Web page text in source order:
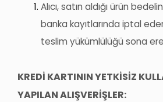
Alıcı, satın aldığı ürün
banka kayıtlarında iptal
teslim yükümlülüğü sona
KREDİ KARTININ YETKİSİZ
YAPILAN ALIŞVERİŞLER: